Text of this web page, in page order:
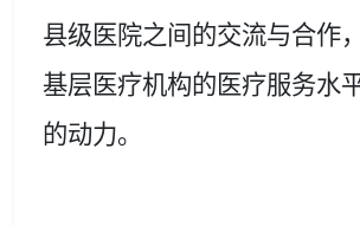
县级医院之间的交流与合作
基层医疗机构的医疗服务水
的动力。